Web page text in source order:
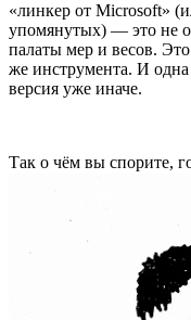
«линкер от Microsoft»
упомянутых) — это не
палаты мер и весов.
же инструмента. И одна
версия уже иначе.
Так о чём вы спорите,